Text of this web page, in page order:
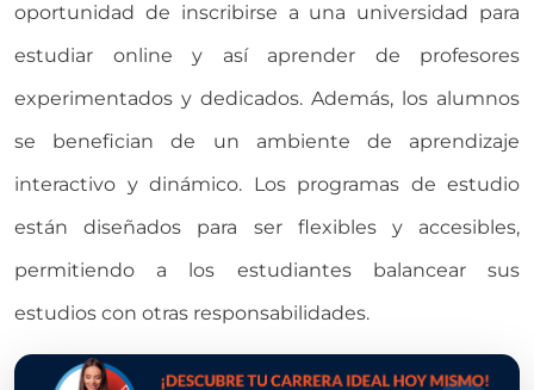
oportunidad de inscribirse a una universidad para
estudiar online y así aprender de profesores
experimentados y dedicados. Además, los alumnos
se benefician de un ambiente de aprendizaje
interactivo y dinámico. Los programas de estudio
están diseñados para ser flexibles y accesibles,
permitiendo a los estudiantes balancear sus
estudios con otras responsabilidades.